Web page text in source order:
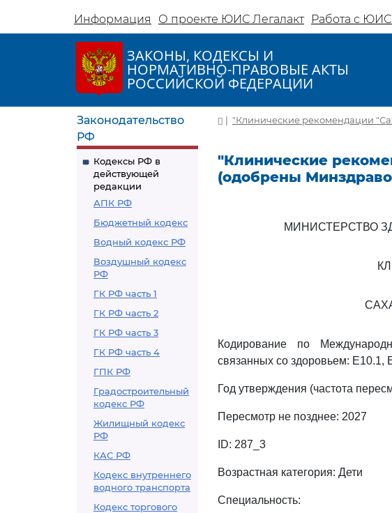
Информация О проекте ЮИС Легалакт Работа с ЮИС
ЗАКОНЫ, КОДЕКСЫ И
НОРМАТИВНО-ПРАВОВЫЕ АКТЫ
РОССИЙСКОЙ ФЕДЕРАЦИИ
Законодательство
РФ
Кодексы РФ в
действующей
редакции
АПК РФ
Бюджетный кодекс
Водный кодекс РФ
Воздушный кодекс
РФ
ГК РФ часть 1
ГК РФ часть 2
ГК РФ часть 3
ГК РФ часть 4
ГПК РФ
Градостроительный
кодекс РФ
Жилищный кодекс
РФ
КАС РФ
Кодекс внутреннего
водного транспорта
Кодекс торгового
| "Клинические рекомендации
"Клинические
(одобрены
МИНИСТЕРСТВО
Кодирование по
связанных со здоровьем: E10.1,
Год утверждения (частота
Пересмотр не позднее: 2027
ID: 287_3
Возрастная категория: Дети
Специальность: